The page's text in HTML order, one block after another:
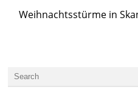
Weihnachtsstürme in